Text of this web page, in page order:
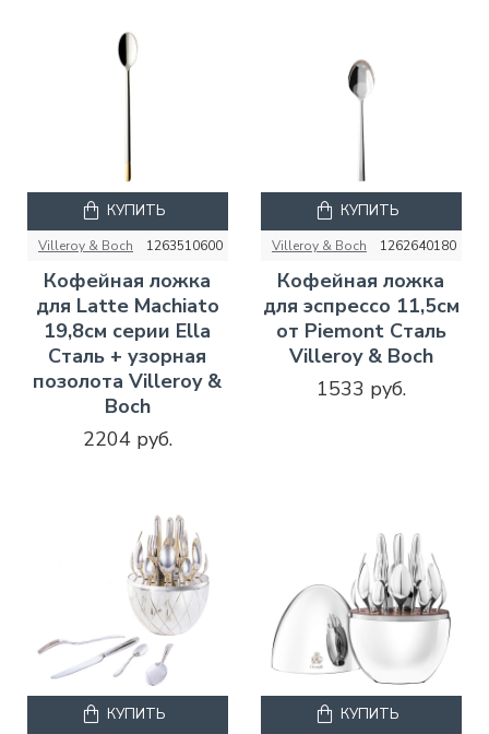
Villeroy & Boch 1263510600
Кофейная ложка
для Latte Machiato
19,8см серии Ella
Сталь + узорная
позолота Villeroy &
Boch
2204 руб.
КУПИТЬ
Villeroy & Boch 1262640180
Кофейная ложка
для эспрессо 11,5см
от Piemont Сталь
Villeroy & Boch
1533 руб.
КУПИТЬ
КУПИТЬ КУПИТЬ